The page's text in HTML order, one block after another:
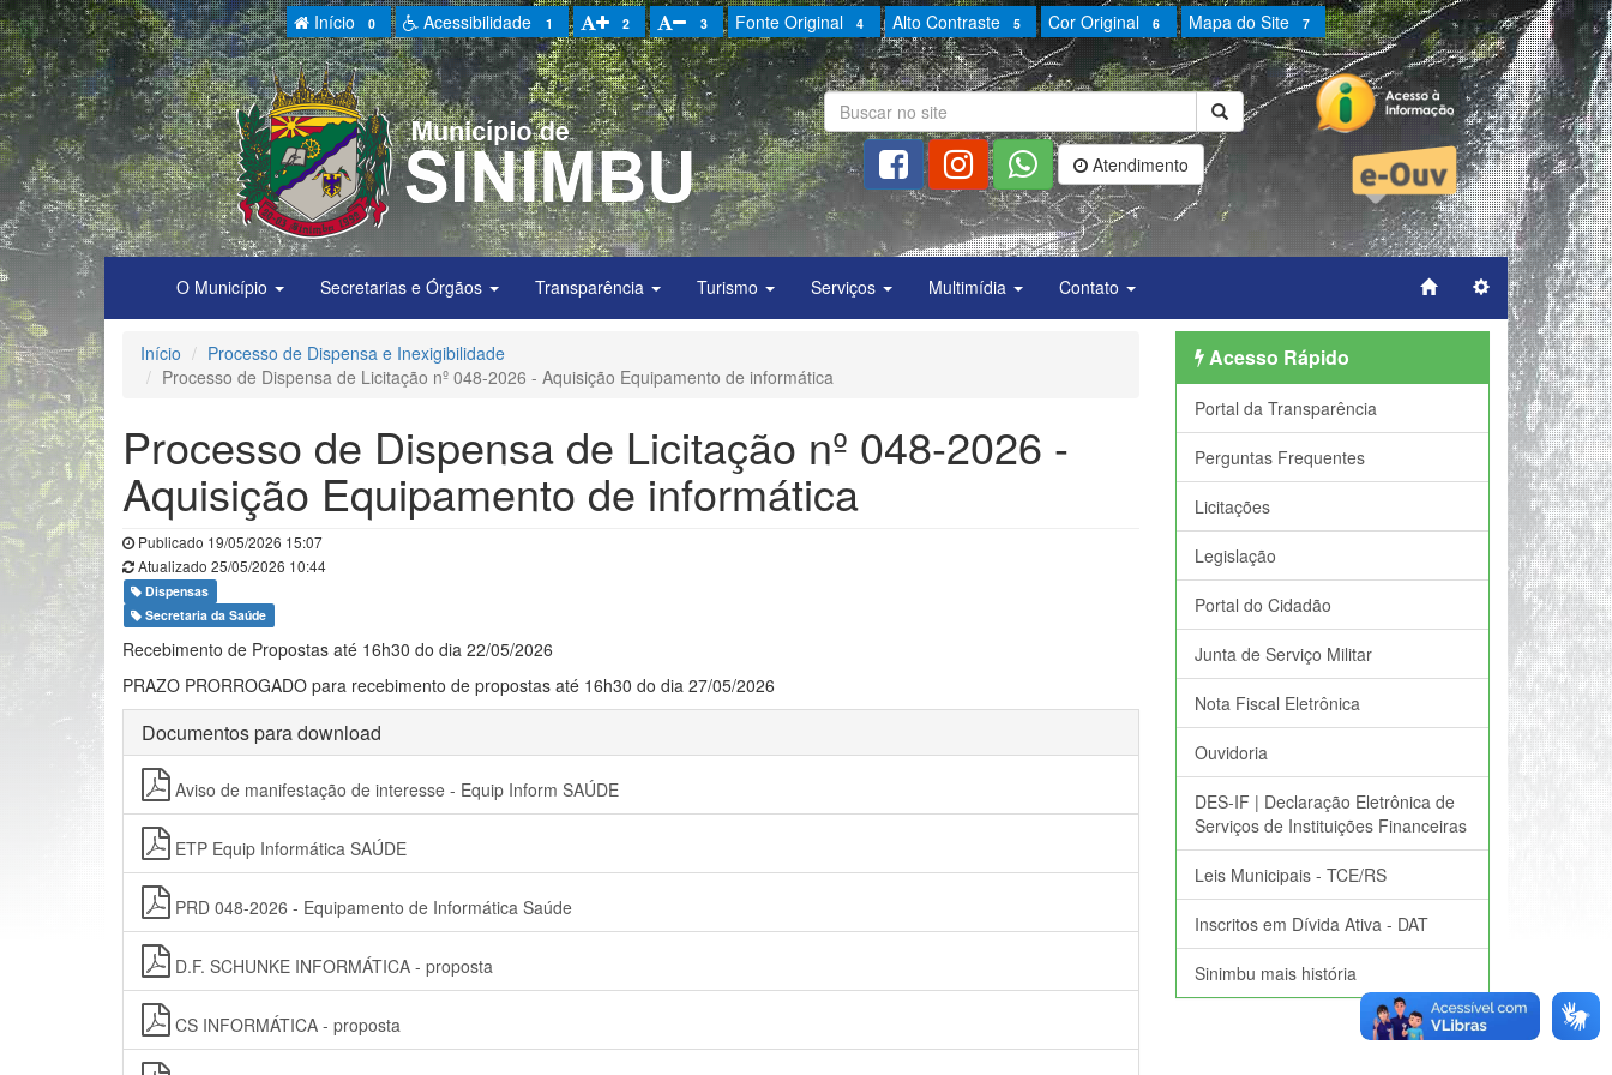
Início 0 Acessibilidade 1 2 3 Fonte Original 4 Alto Contraste 5 Cor Original 6 Mapa do Site 7
Atendimento
O Município Secretarias e Órgãos Transparência Turismo Serviços Multimídia Contato
Início
Processo de Dispensa e Inexigibilidade
Processo de Dispensa de Licitação nº 048-2026 - Aquisição Equipamento de informática
Processo de Dispensa de Licitação nº 048-2026 -
Aquisição Equipamento de informática
Publicado 19/05/2026 15:07
Atualizado 25/05/2026 10:44
Dispensas
Secretaria da Saúde
Recebimento de Propostas até 16h30 do dia 22/05/2026
PRAZO PRORROGADO para recebimento de propostas até 16h30 do dia 27/05/2026
Documentos para download
Aviso de manifestação de interesse - Equip Inform SAÚDE
ETP Equip Informática SAÚDE
PRD 048-2026 - Equipamento de Informática Saúde
D.F. SCHUNKE INFORMÁTICA - proposta
CS INFORMÁTICA - proposta
Acesso Rápido
Portal da Transparência
Perguntas Frequentes
Licitações
Legislação
Portal do Cidadão
Junta de Serviço Militar
Nota Fiscal Eletrônica
Ouvidoria
DES-IF | Declaração Eletrônica de
Serviços de Instituições Financeiras
Leis Municipais - TCE/RS
Inscritos em Dívida Ativa - DAT
Sinimbu mais história